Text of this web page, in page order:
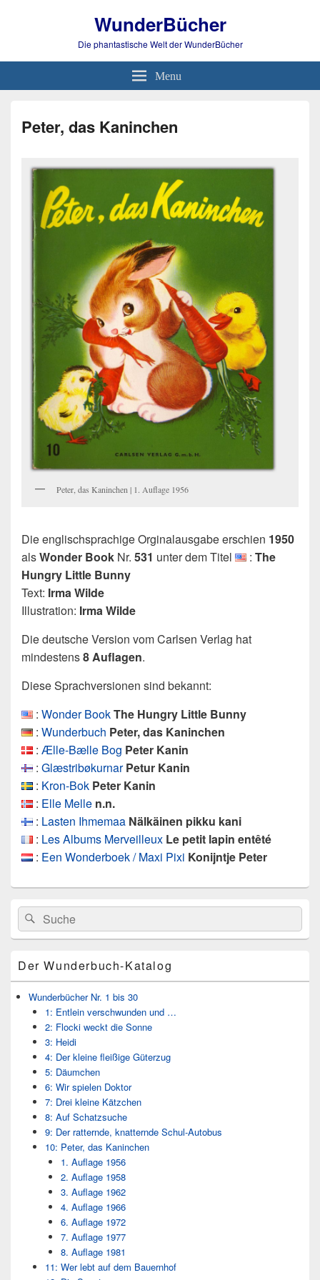
WunderBücher
Die phantastische Welt der WunderBücher
Menu
Peter, das Kaninchen
Peter, das Kaninchen | 1. Auflage 1956
Die englischsprachige Orginalausgabe erschien 1950
alsWonder Book Nr. 531 unter dem Titel : The
Hungry Little Bunny
Text: Irma Wilde
Illustration: Irma Wilde
Die deutsche Version vom Carlsen Verlag hat
mindestens8 Auflagen.
Diese Sprachversionen sind bekannt:
: Wonder BookThe Hungry Little Bunny
: Wunderbuch Peter, das Kaninchen
: Ælle-Bælle Bog Peter Kanin
: Glæstribøkurnar Petur Kanin
: Kron-Bok Peter Kanin
: Elle Melle n.n.
: Lasten Ihmemaa Nälkäinen pikku kani
: Les Albums Merveilleux Le petit lapin entêté
: Een Wonderboek / Maxi Pixi Konijntje Peter
Primärer
Seitenleisten
Widget-
Bereich
Search
for:
Suche
Der Wunderbuch-Katalog
Wunderbücher Nr. 1 bis 30
1: Entlein verschwunden und …
2: Flocki weckt die Sonne
3: Heidi
4: Der kleine fleißige Güterzug
5: Däumchen
6: Wir spielen Doktor
7: Drei kleine Kätzchen
8: Auf Schatzsuche
9: Der ratternde, knatternde Schul-Autobus
10: Peter, das Kaninchen
1. Auflage 1956
2. Auflage 1958
3. Auflage 1962
4. Auflage 1966
6. Auflage 1972
7. Auflage 1977
8. Auflage 1981
11: Wer lebt auf dem Bauernhof